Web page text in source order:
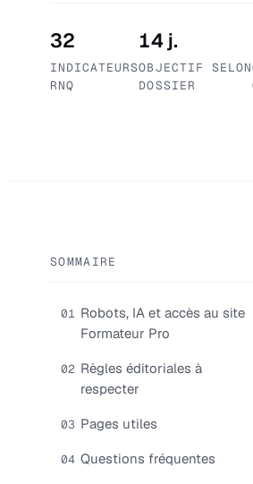
32
INDICATEURS
RNQ
14 j.
OBJECTIF SELON
DOSSIER
SOMMAIRE
01 Robots, IA et accès au site
Formateur Pro
02 Règles éditoriales à
respecter
03 Pages utiles
04 Questions fréquentes